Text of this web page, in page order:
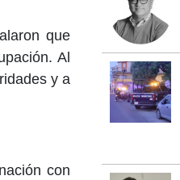
que
Al
y a
con